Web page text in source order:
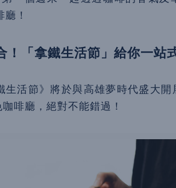
！
！「拿鐵生活節」給你一站
生活節》將於與高雄夢時代盛大開
啡廳，絕對不能錯過！